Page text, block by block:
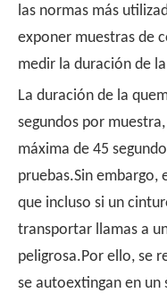
las normas más
exponer muestras de
medir la duración de
La duración de la
segundos por
máxima de 45
pruebas.Sin
que incluso si un
transportar llamas a
peligrosa.Por ello, se
se autoextingan en un